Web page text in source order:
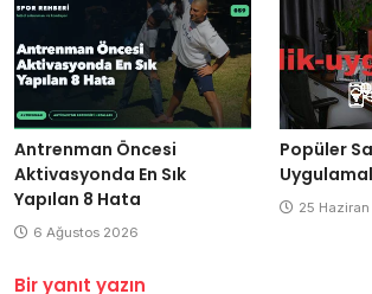
Antrenman Öncesi
Aktivasyonda En Sık
Yapılan 8 Hata
6 Ağustos 2026
Popüler
25
Bir yanıt yazın